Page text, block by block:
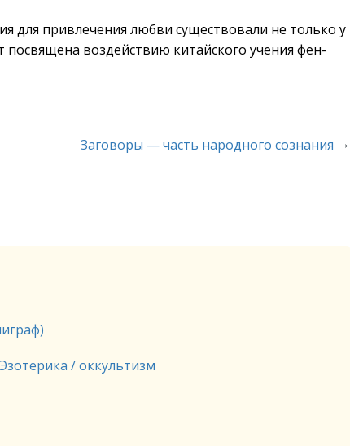
для привлечения любви существовали не только у
посвящена воздействию китайского учения фен-
Заговоры — часть народного сознания →
Эзотерика / оккультизм